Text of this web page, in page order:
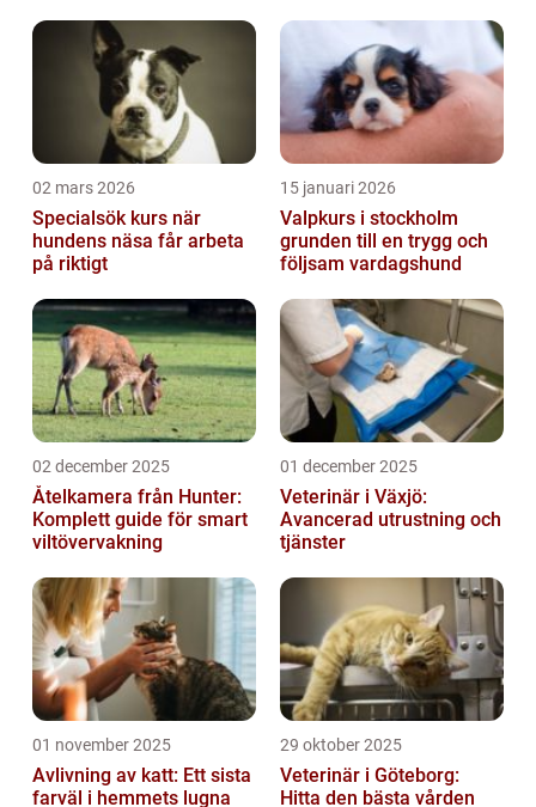
nå en höjd på upp till 2,5 meter och väga
upp til...
02 mars 2026
Specialsök kurs när
hundens näsa får arbeta
på riktigt
15 januari 2026
Valpkurs i stockholm
grunden till en trygg och
följsam vardagshund
02 december 2025
Åtelkamera från Hunter:
Komplett guide för smart
viltövervakning
01 december 2025
Veterinär i Växjö:
Avancerad utrustning och
tjänster
01 november 2025
Avlivning av katt: Ett sista
farväl i hemmets lugna
29 oktober 2025
Veterinär i Göteborg:
Hitta den bästa vården